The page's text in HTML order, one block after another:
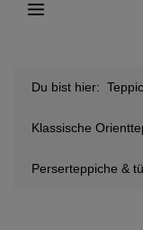
Du bist hier:
Klassische
Perserteppiche &